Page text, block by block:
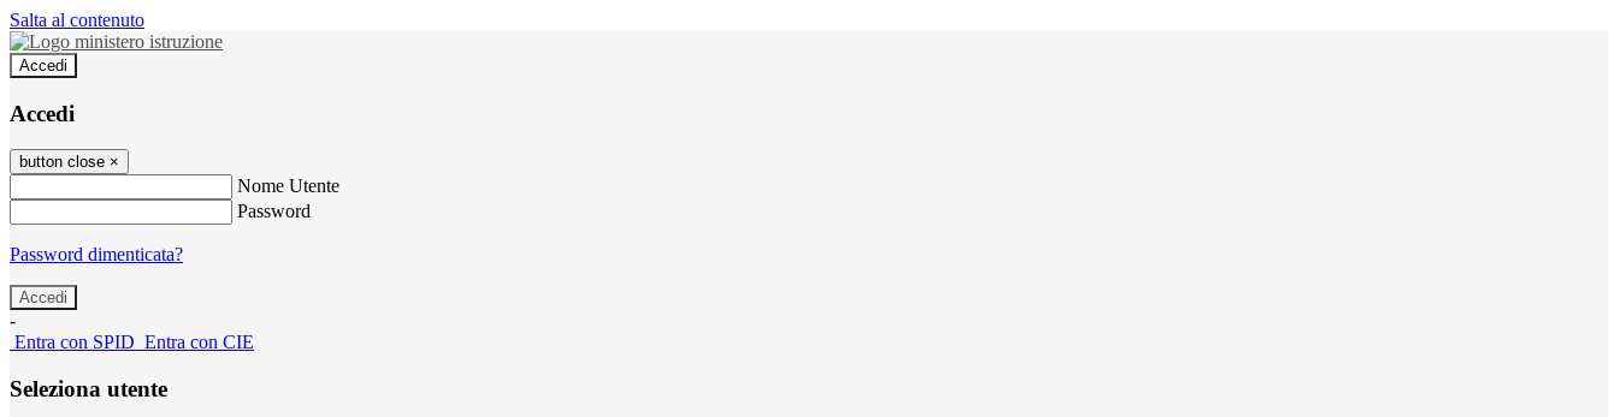
Salta al contenuto
Accedi
Accedi
button close ×
Nome Utente
Password
Password dimenticata?
-
Entra con SPID Entra con CIE
Seleziona utente